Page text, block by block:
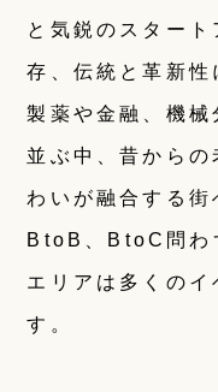
と気鋭のスター
存、伝統と革新性
製薬や金融、機械
並ぶ中、昔からの
わいが融合する街
BtoB、BtoC問わ
エリアは多くのイ
す。